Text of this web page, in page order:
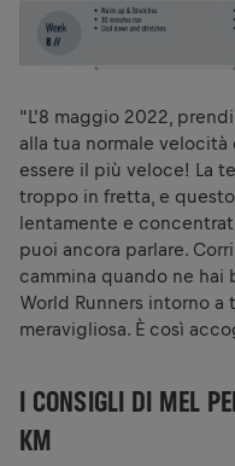
“L'8 maggio 2022,
alla tua normale
essere il più veloce! La
troppo in fretta, e
lentamente e
puoi ancora parlare.
cammina quando ne hai
World Runners intorno
meravigliosa. È così
I CONSIGLI DI MEL
KM